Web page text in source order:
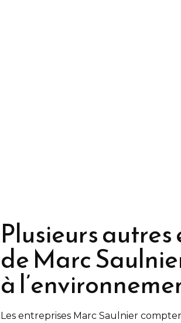
Plusieurs
de Marc
à
Les entreprises Marc Saulnier